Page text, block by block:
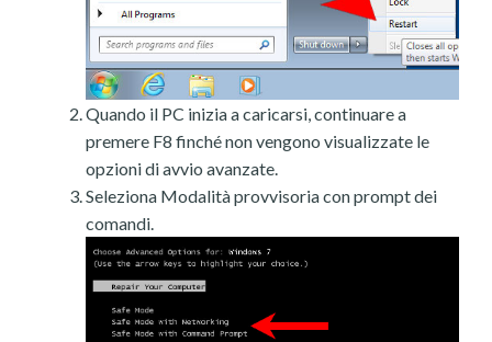
Quando il PC inizia a caricarsi, continuare a
premere F8 finché non vengono visualizzate le
opzioni di avvio avanzate.
Seleziona Modalità provvisoria con prompt dei
comandi.